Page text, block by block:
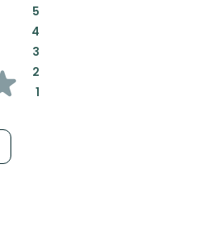
5:
4:
3:
2:
1: